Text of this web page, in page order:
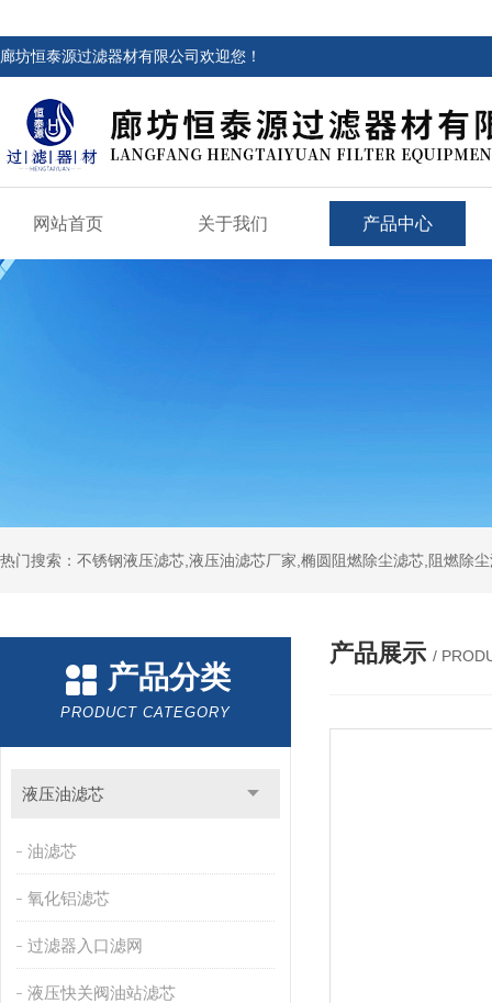
廊坊恒泰源过滤器材有限公司欢迎您！
网站首页 关于我们 产品中心
热门搜索：不锈钢液压滤芯,液压油滤芯厂家,椭圆阻燃除尘滤芯,阻燃除
产品分类
PRODUCT CATEGORY
液压油滤芯
油滤芯
氧化铝滤芯
过滤器入口滤网
液压快关阀油站滤芯
产品展示 /